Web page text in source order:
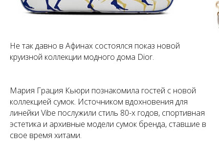
Не так давно в Афинах состоялся показ новой
круизной коллекции модного дома Dior.
Мария Грация Кьюри познакомила гостей с новой
коллекцией сумок. Источником вдохновения для
линейки Vibe послужили стиль 80-х годов, спортивная
эстетика и архивные модели сумок бренда, ставшие в
свое время хитами.